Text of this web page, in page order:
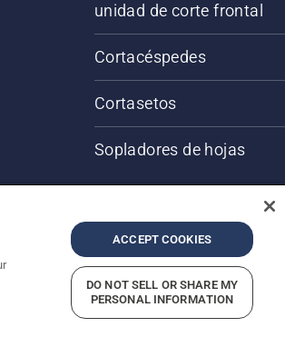
unidad de corte frontal
Cortacéspedes
Cortasetos
Sopladores de hojas
Los precios indicados son precios
Denunciar presuntas infracciones
ACCEPT COOKIES
DO NOT SELL OR SHARE MY
PERSONAL INFORMATION